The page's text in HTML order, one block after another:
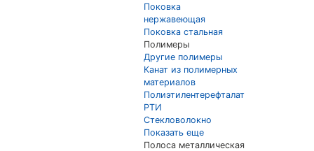
Поковка
нержавеющая
Поковка стальная
Полимеры
Другие полимеры
Канат из полимерных
материалов
Полиэтилентерефталат
РТИ
Стекловолокно
Показать еще
Полоса металлическая